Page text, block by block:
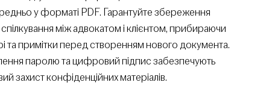
у форматі PDF. Гарантуйте збереження
між адвокатом і клієнтом, прибираючи
та примітки перед створенням нового документа.
паролю та цифровий підпис забезпечують
захист конфіденційних матеріалів.